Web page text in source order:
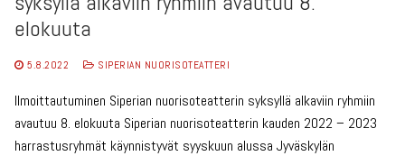
elokuuta
5.8.2022 SIPERIAN NUORISOTEATTERI
Ilmoittautuminen Siperian nuorisoteatterin syksyllä alkaviin ryhmiin
avautuu 8. elokuuta Siperian nuorisoteatterin kauden 2022 – 2023
harrastusryhmät käynnistyvät syyskuun alussa Jyväskylän